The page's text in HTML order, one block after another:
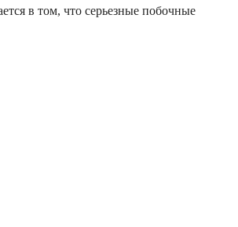
в том, что серьезные побочные